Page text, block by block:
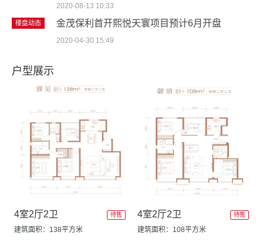
2020-08-13 10:33
楼盘动态 金茂保利首开熙悦天寰项目预计6月开盘
2020-04-30 15:49
户型展示
4室2厅2卫
建筑面积：138平方米
待售 4室2厅2卫
建筑面积：108平方米
待售